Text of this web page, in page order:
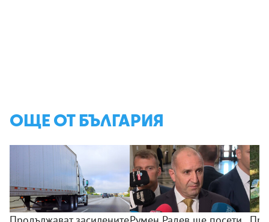
ОЩЕ ОТ БЪЛГАРИЯ